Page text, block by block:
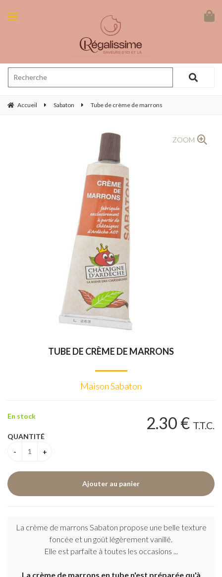
Accueil Sabaton Tube de crème de marrons
ZOOM
TUBE DE CRÈME DE MARRONS
Maison Sabaton
2.30 € T.T.C.
En stock
QUANTITÉ
La crème de marrons Sabaton propose une belle texture
foncée et un goût légèrement vanillé.
Elle est parfaite à toutes les occasions ...
La crème de marrons en tube n'est préparée qu'à